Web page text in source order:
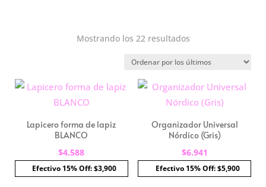
Mostrando los 22 resultadosOrdenado
los
últimos
Lapicero forma de lapiz
BLANCO
$4.588
Efectivo 15% Off: $3,900
Organizador Universal
Nórdico (Gris)
$6.941
Efectivo 15% Off: $5,900